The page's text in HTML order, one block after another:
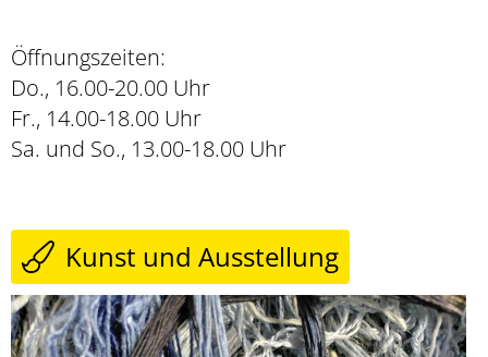
Öffnungszeiten:
Do., 16.00-20.00 Uhr
Fr., 14.00-18.00 Uhr
Sa. und So., 13.00-18.00 Uhr
Kunst und Ausstellung